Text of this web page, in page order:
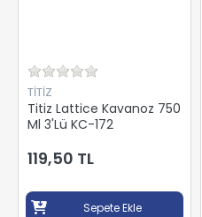
TİTİZ
Titiz Lattice Kavanoz 750
Ml 3'Lü KC-172
119,50 TL
Sepete Ekle